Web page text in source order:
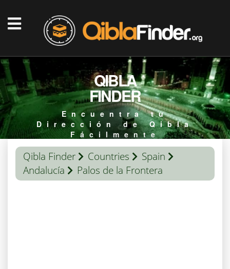
QIBLA
FINDER
Encuentra tu
Dirección de Qibla
Fácilmente
Qibla Finder Countries
Spain
Andalucía
Palos de la Frontera